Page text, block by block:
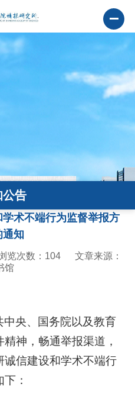
公告
术不端行为监督举报方
通知
览次数： 104
文章来源：
馆
中央、国务院以及教育
神，畅通举报渠道，
诚信建设和学术不端行
：